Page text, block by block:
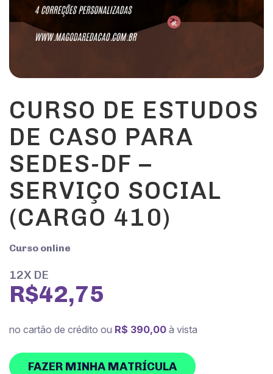
CURSO DE ESTUDOS
DE CASO PARA
SEDES-DF –
SERVIÇO SOCIAL
(CARGO 410)
Curso online
12X DE
R$42,75
no cartão de crédito ou R$ 390,00 à vista
FAZER MINHA MATRÍCULA